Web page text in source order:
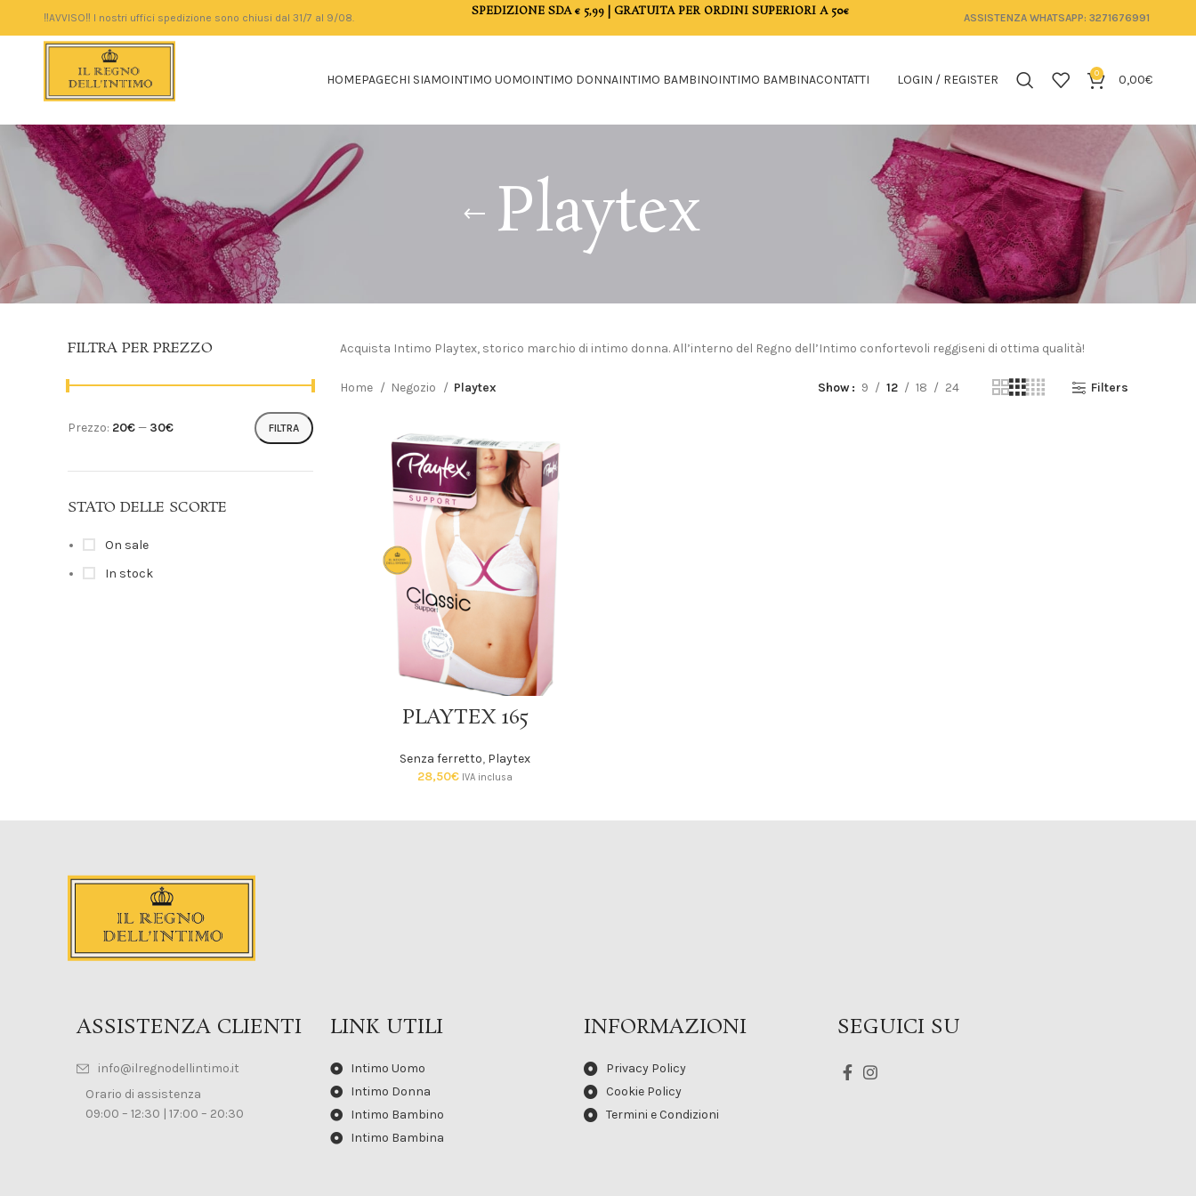
‼️AVVISO‼️ I nostri uffici spedizione sono chiusi dal 31/7 al 9/08. SPEDIZIONE SDA € 5,99 | GRATUITA PER ORDINI SUPERIORI A 50€ ASSISTENZA WHATSAPP: 3271676991
HOMEPAGECHI SIAMOINTIMO UOMOINTIMO DONNAINTIMO BAMBINOINTIMO BAMBINACONTATTI LOGIN / REGISTER 0 0,00€
Playtex
FILTRA PER PREZZO
FILTRA
Prezzo: 20€— 30€
STATO DELLE SCORTE
On sale
In stock
Acquista Intimo Playtex, storico marchio di intimo donna. All’interno del Regno dell’Intimo confortevoli reggiseni di ottima qualità!
Home Negozio Playtex Show 9 12 18 24 Filters
PLAYTEX 165
Senza ferretto, Playtex
28,50€ IVA inclusa
ASSISTENZA CLIENTI
info@ilregnodellintimo.it
Orario di assistenza
09:00 – 12:30 | 17:00 – 20:30
LINK UTILI
Intimo Uomo
Intimo Donna
Intimo Bambino
Intimo Bambina
INFORMAZIONI
Privacy Policy
Cookie Policy
Termini e Condizioni
SEGUICI SU